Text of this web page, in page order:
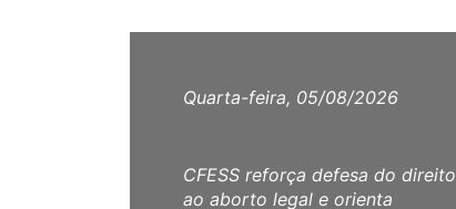
Quarta-feira, 05/08/2026
CFESS reforça defesa do direito
ao aborto legal e orienta